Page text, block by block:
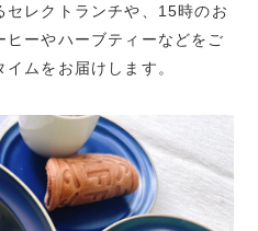
セレクトランチや、15時のお
ーやハーブティーなどをご
ムをお届けします。